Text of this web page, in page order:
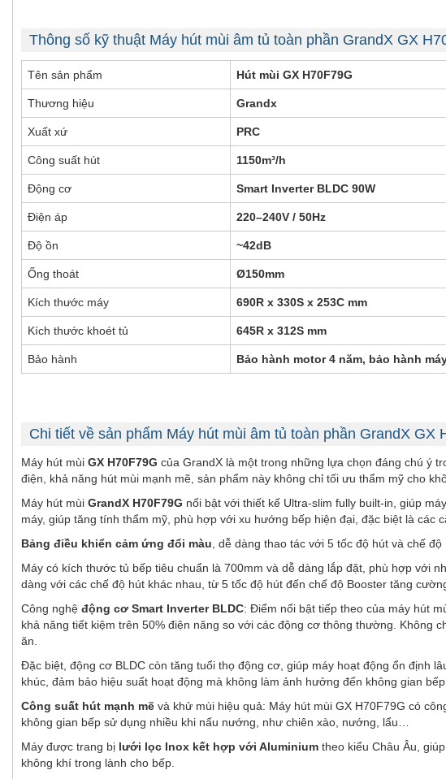
Thông số kỹ thuật Máy hút mùi âm tủ toàn phần GrandX GX
Tên sản phẩm Hút mùi GX H70F79G
Thương hiệu Grandx
Xuất xứ PRC
Công suất hút 1150m³/h
Động cơ Smart Inverter BLDC 90W
Điện áp 220–240V / 50Hz
Độ ồn ~42dB
Ống thoát Ø150mm
Kích thước máy 690R x 330S x 253C mm
Kích thước khoét tủ 645R x 312S mm
Bảo hành Bảo hành motor 4 năm, bảo hành
Chi tiết về sản phẩm Máy hút mùi âm tủ toàn phần GrandX GX
Máy hút mùi GX H70F79G của GrandX là một trong những lựa chọn đáng chú ý
điện, khả năng hút mùi mạnh mẽ, sản phẩm này không chỉ tối ưu thẩm mỹ cho
Máy hút mùi GrandX H70F79G nổi bật với thiết kế Ultra-slim fully built-in, giúp
máy, giúp tăng tính thẩm mỹ, phù hợp với xu hướng bếp hiện đại, đặc biệt là các
Bảng điều khiển cảm ứng đổi màu , dễ dàng thao tác với 5 tốc độ hút và chế độ
Máy có kích thước tủ bếp tiêu chuẩn là 700mm và dễ dàng lắp đặt, phù hợp với
dàng với các chế độ hút khác nhau, từ 5 tốc độ hút đến chế độ Booster tăng
Công nghệ động cơ Smart Inverter BLDC: Điểm nổi bật tiếp theo của máy hút
khả năng tiết kiệm trên 50% điện năng so với các động cơ thông thường. Không
ăn.
Đặc biệt, động cơ BLDC còn tăng tuổi thọ động cơ, giúp máy hoạt động ổn định
khúc, đảm bảo hiệu suất hoạt động mà không làm ảnh hưởng đến không gian bếp.
Công suất hút mạnh mẽ và khử mùi hiệu quả: Máy hút mùi GX H70F79G có
không gian bếp sử dụng nhiều khi nấu nướng, như chiên xào, nướng, lẩu…
Máy được trang bị lưới lọc Inox kết hợp với Aluminium theo kiểu Châu Âu,
không khí trong lành cho bếp.